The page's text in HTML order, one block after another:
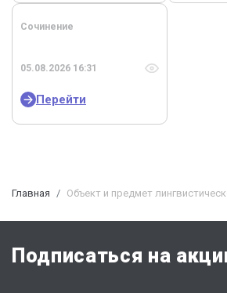
Сочинение
05.08.2026 16:31
Перейти
Главная Объект и предмет
Подписаться на